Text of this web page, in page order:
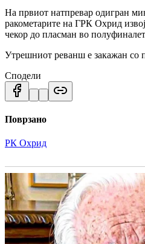
На првиот натпревар одигран
ракометарите на ГРК Охрид
чекор до пласман во
Утрешниот реванш е закажан со
Сподели
Поврзано
РК Охрид